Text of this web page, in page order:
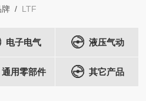
/ LTF
电子电气 液压气动
通用零部件 其它产品